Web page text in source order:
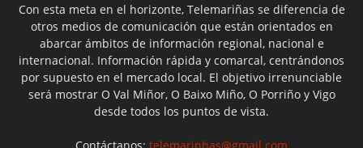
Con esta meta en el horizonte, Telemariñas se diferencia de
otros medios de comunicación que están orientados en
abarcar ámbitos de información regional, nacional e
internacional. Información rápida y comarcal, centrándonos
por supuesto en el mercado local. El objetivo irrenunciable
será mostrar O Val Miñor, O Baixo Miño, O Porriño y Vigo
desde todos los puntos de vista.